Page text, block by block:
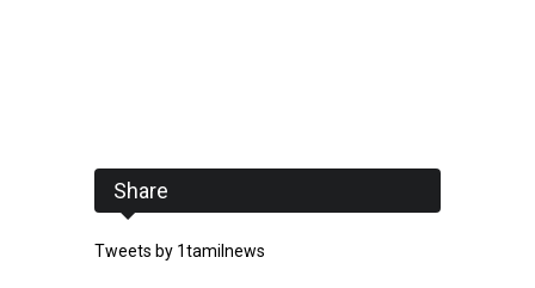
Share
Tweets by 1tamilnews